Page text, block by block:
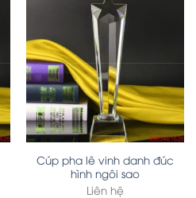
Cúp pha lê vinh danh đúc
hình ngôi sao
Liên hệ